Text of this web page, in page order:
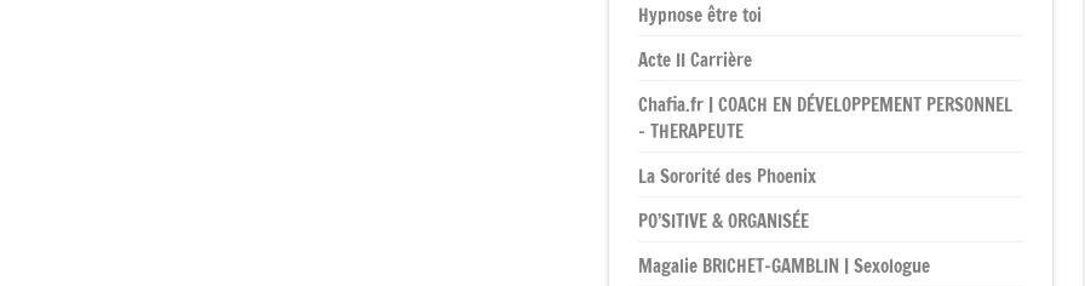
Hypnose être toi
Acte II Carrière
Chafia.fr | COACH EN DÉVELOPPEMENT PERSONNEL
– THERAPEUTE
La Sororité des Phoenix
PO’SITIVE & ORGANISÉE
Magalie BRICHET-GAMBLIN | Sexologue